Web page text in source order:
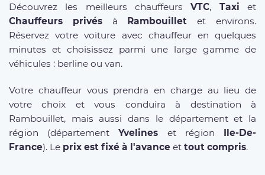
Découvrez les meilleurs chauffeursVTC, Taxi et
Chauffeurs privésà Rambouillet et environs.
Réservez votre voiture avec chauffeur en quelques
minutes et choisissez parmi une large gamme de
véhicules : berline ou van.
Votre chauffeur vous prendra en charge au lieu de
votre choix et vous conduira à destination à
Rambouillet, mais aussi dans le département et la
région (départementYvelines et région
Ile-De-
France). Le prix est fixé à l'avance et tout compris.